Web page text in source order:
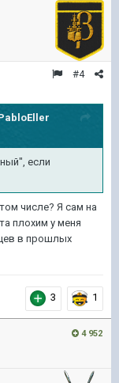
#4
если
числе? Я сам на
плохим у меня
в прошлых
3 1
4 952